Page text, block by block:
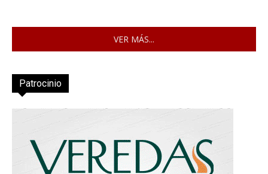
VER MÁS...
Patrocinio